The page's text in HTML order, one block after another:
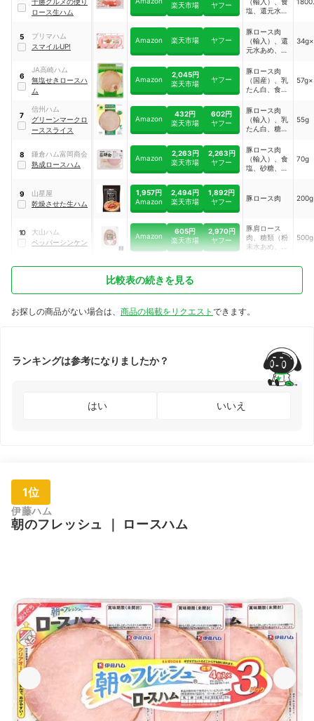
増粘多糖類、
カゼイン
止剤（ビタミ
ンC）、発色
剤（亜硝酸
Na）、コチ
香辛料抽出
物、（一部に
卵・乳成分・
含む）
止剤（ビタミ
ンC）、発色
Na）、（一
部に豚肉を含
む）
酸）、酸化防
止剤（ビタミ
剤（亜硝酸Ｎ
ａ）、（一部
に豚肉を含
ロース生ハム
楽天市場
ヤフー
塩、還元水あ
／調味料（有
機酸等）、酸
化補助剤（ビ
タミンＣ）、
酸Ｎａ）
5
プリマハム
スマイルUP!
Amazon 楽天市場 ヤフー
豚ロース肉
（輸入）、還
元水あめ、大
塩、卵たん
白、乳たん
白、たん白加
水分解物、調
味料（アミノ
酸等）、リン
酸塩
ゼインNa、
増粘多糖類、
酸化防止剤
液、発色剤
（亜硝酸
ミン酸色素、
（一部に卵・
乳成分・大
豆・豚肉を含
6
JA高崎ハム
無塩せきロースハ
ム
Amazon
2,045円
楽天市場
ヤフー
豚ロース肉
（国産）、乳
たん白、食
糖、水あ
め）、ポーク
エキス、酵母
エキス、麦芽
料、野菜エキ
ス
7
信州ハム
グリーンマークロ
ーススライス
Amazon
432円
楽天市場
602円
ヤフー
豚ロース肉
（輸入）、乳
たん白、糖類
め、砂糖）、
食塩、たん白
加水分解物、
酵母エキス、
55g
8
鎌倉ハム富岡商会
熟成ロースハム
Amazon
2,263円
楽天市場
2,263円
ヤフー
豚ロース肉
（輸入）、食
塩、砂糖、香
酸化防止剤
（ビタミン
酸）、発色剤
（亜硝酸
Na）、（一
む）
70g
9
山星屋
乾燥させた生ハム
1,957円
Amazon
2,494円
楽天市場
1,892円
ヤフー
豚ロース肉 200g
10
大山ハム
ペッパーシンケン
Amazon
605円
楽天市場
2,970円
ヤフー
豚肩ロース
肉、糖類（粉
末水あめ、砂
ョウ、食塩／
味料（アミノ
止剤（ビタミ
部に豚肉を含
500g
比較表の続きを見る
お探しの商品がない場合は、 商品の掲載をリクエスト できます。
ランキングは参考になりましたか？
はい いいえ
1位
伊藤ハム
朝のフレッシュ ｜ ロースハム